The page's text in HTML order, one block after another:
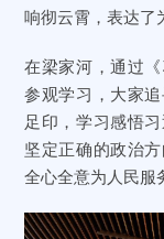
响彻云霄，表达了
在梁家河，通过
参观学习，大家
足印，学习感悟
坚定正确的政治
全心全意为人民服